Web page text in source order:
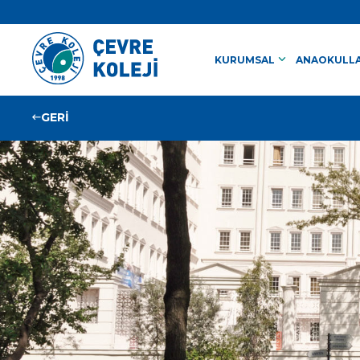
KURUMSAL keyboard_arrow_down
GERİ